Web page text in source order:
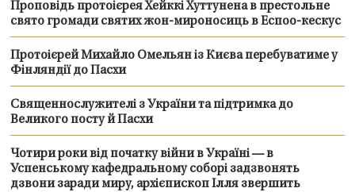
Проповідь протоієрея Хейккі Хуттунена в престольне
свято громади святих жон-мироносиць в Еспоо-кескус
Протоієрей Михайло Омельян із Києва перебуватиме у
Фінляндії до Пасхи
Священнослужителі з України та підтримка до
Великого посту й Пасхи
Чотири роки від початку війни в Україні — в
Успенському кафедральному соборі задзвонять
дзвони заради миру, архієпископ Ілля звершить